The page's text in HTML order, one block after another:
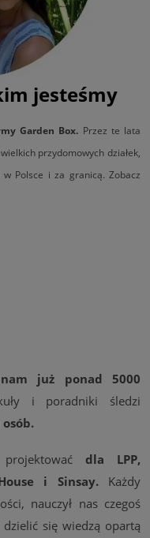
jesteśmy
Garden Box. Przez te lata
przydomowych działek,
Polsce i za granicą. Zobacz
już ponad 5000
i poradniki śledzi
projektowaćdla LPP,
i Sinsay.Każdy
nauczył nas czegoś
się wiedzą opartą